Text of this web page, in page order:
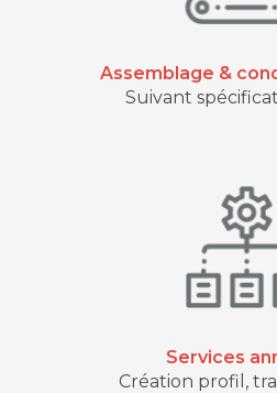
Assemblage &
Suivant
Services
Création profil,